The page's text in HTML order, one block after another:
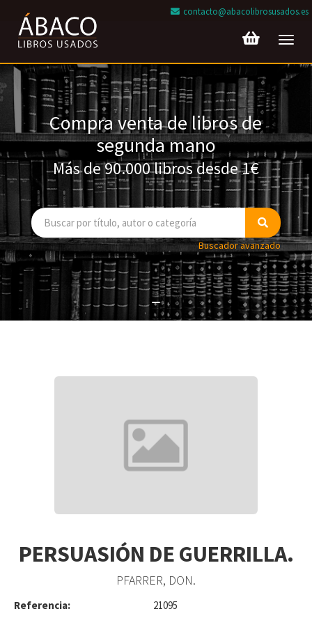
contacto@abacolibrosusados.es
Compra venta de libros de
segunda mano
Más de 90.000 libros desde 1€
Buscador avanzado
PERSUASIÓN DE GUERRILLA.
PFARRER, DON.
Referencia: 21095